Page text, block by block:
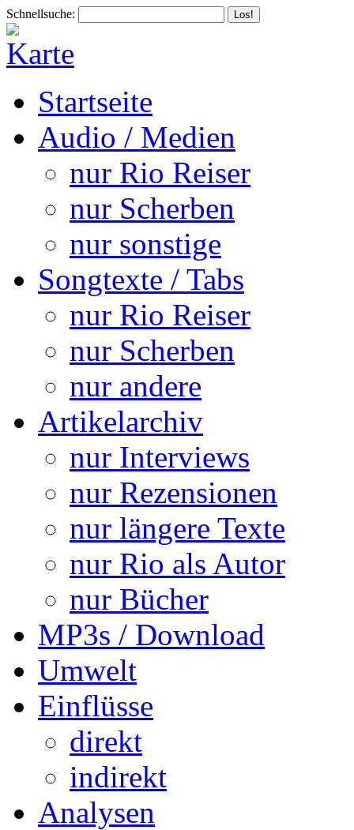
Schnellsuche:
Startseite
Audio / Medien
nur Rio Reiser
nur Scherben
nur sonstige
Songtexte / Tabs
nur Rio Reiser
nur Scherben
nur andere
Artikelarchiv
nur Interviews
nur Rezensionen
nur längere Texte
nur Rio als Autor
nur Bücher
MP3s / Download
Umwelt
Einflüsse
direkt
indirekt
Analysen